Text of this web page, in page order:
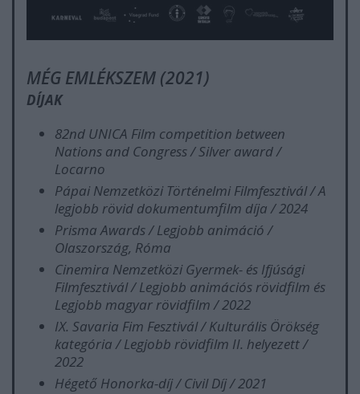
MÉG EMLÉKSZEM (2021)
DÍJAK
82nd UNICA Film competition between
Nations and Congress / Silver award /
Locarno
Pápai Nemzetközi Történelmi Filmfesztivál / A
legjobb rövid dokumentumfilm díja / 2024
Prisma Awards / Legjobb animáció /
Olaszország, Róma
Cinemira Nemzetközi Gyermek- és Ifjúsági
Filmfesztivál / Legjobb animációs rövidfilm és
Legjobb magyar rövidfilm / 2022
IX. Savaria Fim Fesztivál / Kulturális Örökség
kategória / Legjobb rövidfilm II. helyezett /
2022
Hégető Honorka-díj / Civil Díj / 2021